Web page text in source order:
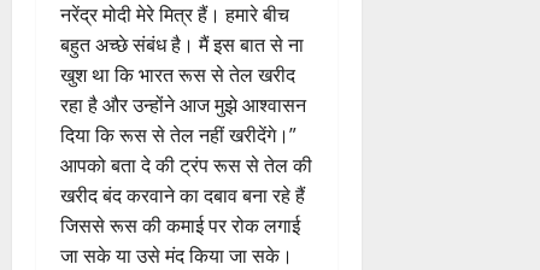
नरेंद्र मोदी मेरे मित्र हैं। हमारे बीच
बहुत अच्छे संबंध है। मैं इस बात से ना
खुश था कि भारत रूस से तेल खरीद
रहा है और उन्होंने आज मुझे आश्वासन
दिया कि रूस से तेल नहीं खरीदेंगे।”
आपको बता दे की ट्रंप रूस से तेल की
खरीद बंद करवाने का दबाव बना रहे हैं
जिससे रूस की कमाई पर रोक लगाई
जा सके या उसे मंद किया जा सके।